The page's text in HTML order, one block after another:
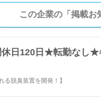
この企業の「掲載お
休日120日★転勤なし★
る脱臭装置を開発！】